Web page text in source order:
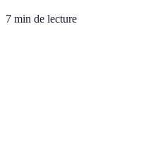
7 min de lecture